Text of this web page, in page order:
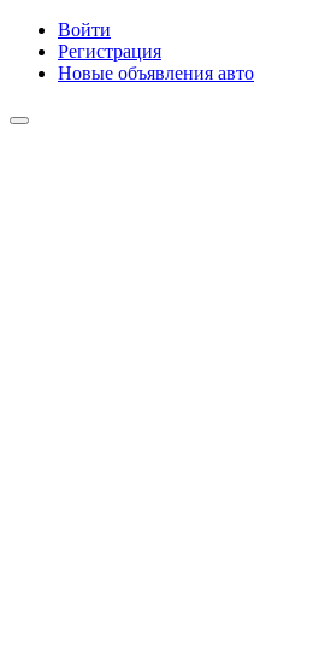
Войти
Регистрация
Новые объявления авто